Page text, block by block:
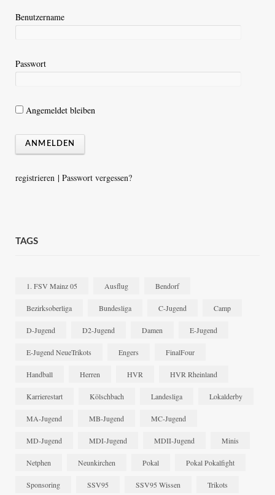
Benutzername
Passwort
Angemeldet bleiben
registrieren | Passwort vergessen?
TAGS
1. FSV Mainz 05 Ausflug Bendorf
Bezirksoberliga Bundesliga C-Jugend Camp
D-Jugend D2-Jugend Damen E-Jugend
E-Jugend NeueTrikots Engers FinalFour
Handball Herren HVR HVR Rheinland
Karrierestart Kölschbach Landesliga Lokalderby
MA-Jugend MB-Jugend MC-Jugend
MD-Jugend MDI-Jugend MDII-Jugend Minis
Netphen Neunkirchen Pokal Pokal Pokalfight
Sponsoring SSV95 SSV95 Wissen Trikots